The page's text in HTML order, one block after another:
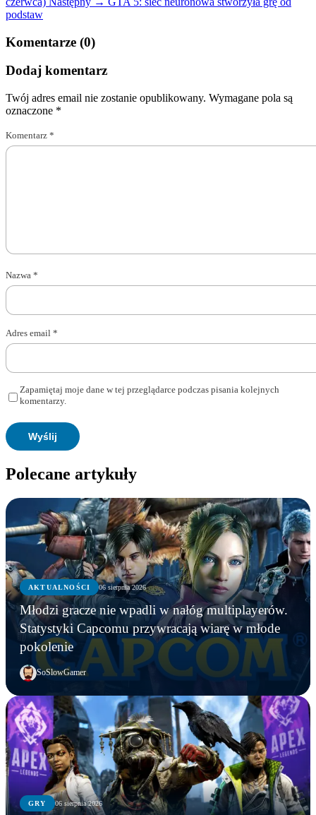
podstaw
Komentarze (0)
Dodaj komentarz
Twój adres email nie zostanie opublikowany. Wymagane pola są
oznaczone *
Komentarz *
Nazwa *
Adres email *
Zapamiętaj moje dane w tej przeglądarce podczas pisania kolejnych
komentarzy.
Polecane artykuły
AKTUALNOŚCI 06 sierpnia 2026
Młodzi gracze nie wpadli w nałóg multiplayerów.
Statystyki Capcomu przywracają wiarę w młode
pokolenie
SoSlowGamer
GRY 06 sierpnia 2026